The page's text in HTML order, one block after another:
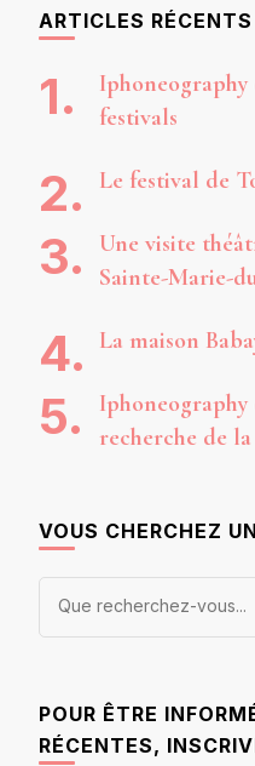
ARTICLES RÉCENTS
festivals
Le festival de
Une visite
Sainte-Marie-
La maison
Iphoneography
recherche de
VOUS CHERCHEZ
Vous
POUR ÊTRE
RÉCENTES,